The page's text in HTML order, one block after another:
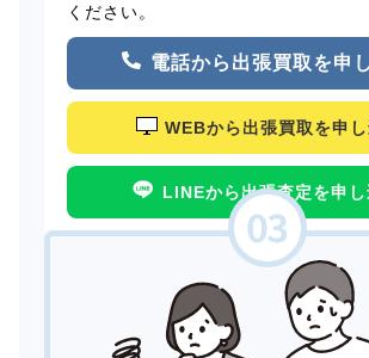
ください。
電話から出張買取を申
WEBから出張買取を申
LINEから出張査定を申し